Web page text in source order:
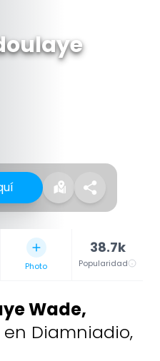
Photo
38.7k
Popularidad
Wade,
Diamniadio,